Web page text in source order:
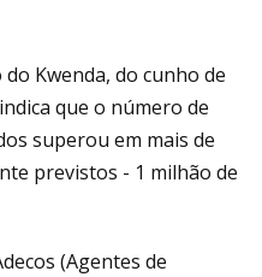
Kwenda, do cunho de
que o número de
superou em mais de
previstos - 1 milhão de
(Agentes de